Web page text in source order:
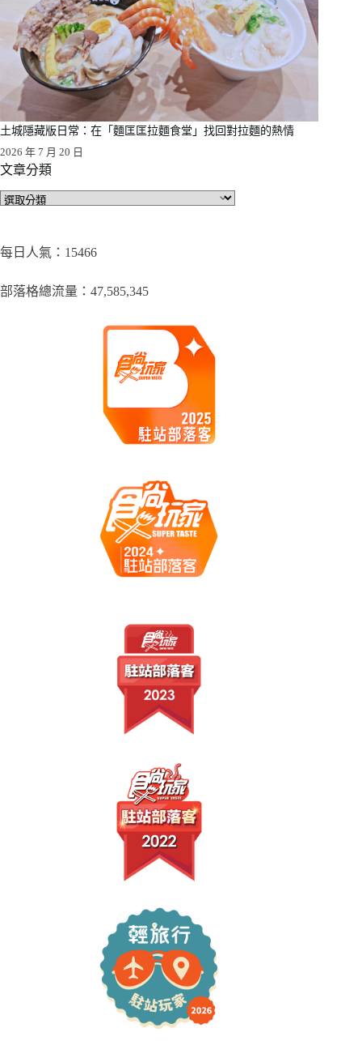
土城隱藏版日常：在「麵匡匡拉麵食堂」找回對拉麵的熱情
2026 年 7 月 20 日
文章分類
文
類
每日人氣：15466
部落格總流量：​47,585,345